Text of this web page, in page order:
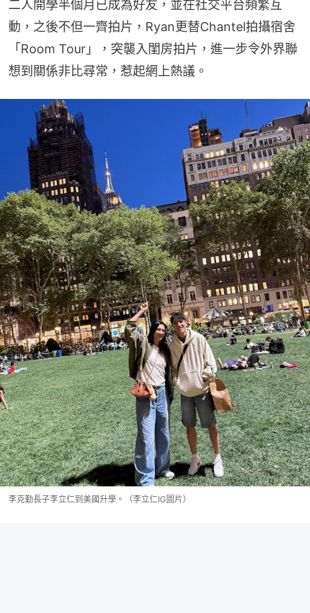
二人開學半個月已成為好友，並在社交平台頻繁互
動，之後不但一齊拍片，Ryan更替Chantel拍攝宿舍
「Room Tour」，突襲入閨房拍片，進一步令外界聯
想到關係非比尋常，惹起網上熱議。
李克勤長子李立仁到美國升學。（李立仁IG圖片）